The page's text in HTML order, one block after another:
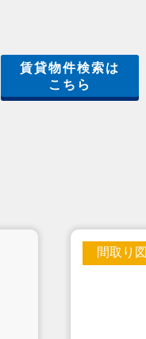
賃貸物件検索は
こちら
間取り図